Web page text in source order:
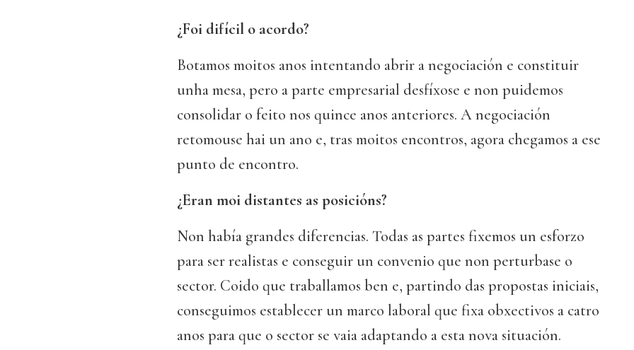
¿Foi difícil o acordo?
Botamos moitos anos intentando abrir a negociación e constituir
unha mesa, pero a parte empresarial desfíxose e non puidemos
consolidar o feito nos quince anos anteriores. A negociación
retomouse hai un ano e, tras moitos encontros, agora chegamos a ese
punto de encontro.
¿Eran moi distantes as posicións?
Non había grandes diferencias. Todas as partes fixemos un esforzo
para ser realistas e conseguir un convenio que non perturbase o
sector. Coido que traballamos ben e, partindo das propostas iniciais,
conseguimos establecer un marco laboral que fixa obxectivos a catro
anos para que o sector se vaia adaptando a esta nova situación.